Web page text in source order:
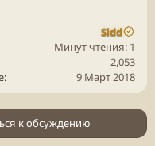
Sidd
Минут чтения: 1
2,053
9 Март 2018
к обсуждению